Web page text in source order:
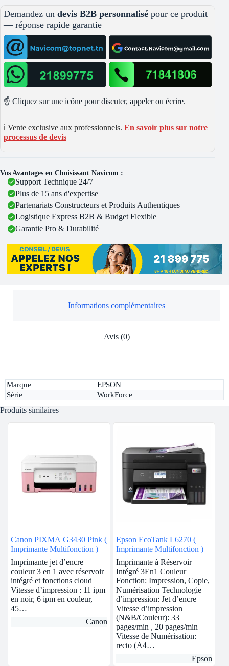
Demandez un devis B2B personnalisé pour ce produit
— réponse rapide garantie
☝️ Cliquez sur une icône pour discuter, appeler ou écrire.
ℹ️ Vente exclusive aux professionnels. En savoir plus sur notre
processus de devis
Vos Avantages en Choisissant Navicom :
Support Technique 24/7
Plus de 15 ans d'expertise
Partenariats Constructeurs et Produits Authentiques
Logistique Express B2B & Budget Flexible
Garantie Pro & Durabilité
Informations complémentaires
Avis (0)
Marque
EPSON
Série
WorkForce
Produits similaires
Canon PIXMA G3430 Pink (
Imprimante Multifonction )
Imprimante jet d’encre
couleur 3 en 1 avec réservoir
intégré et fonctions cloud
Vitesse d’impression : 11 ipm
en noir, 6 ipm en couleur,
45…
Canon
Epson EcoTank L6270 (
Imprimante Multifonction )
Imprimante à Réservoir
Intégré 3En1 Couleur
Fonction: Impression, Copie,
Numérisation Technologie
d’impression: Jet d’encre
Vitesse d’impression
(N&B/Couleur): 33
pages/min , 20 pages/min
Vitesse de Numérisation:
recto (A4…
Epson